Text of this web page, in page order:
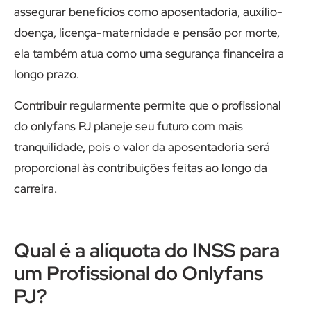
assegurar benefícios como aposentadoria, auxílio-
doença, licença-maternidade e pensão por morte,
ela também atua como uma segurança financeira a
longo prazo.
Contribuir regularmente permite que o profissional
do onlyfans PJ planeje seu futuro com mais
tranquilidade, pois o valor da aposentadoria será
proporcional às contribuições feitas ao longo da
carreira.
Qual é a alíquota do INSS para
um Profissional do Onlyfans
PJ?